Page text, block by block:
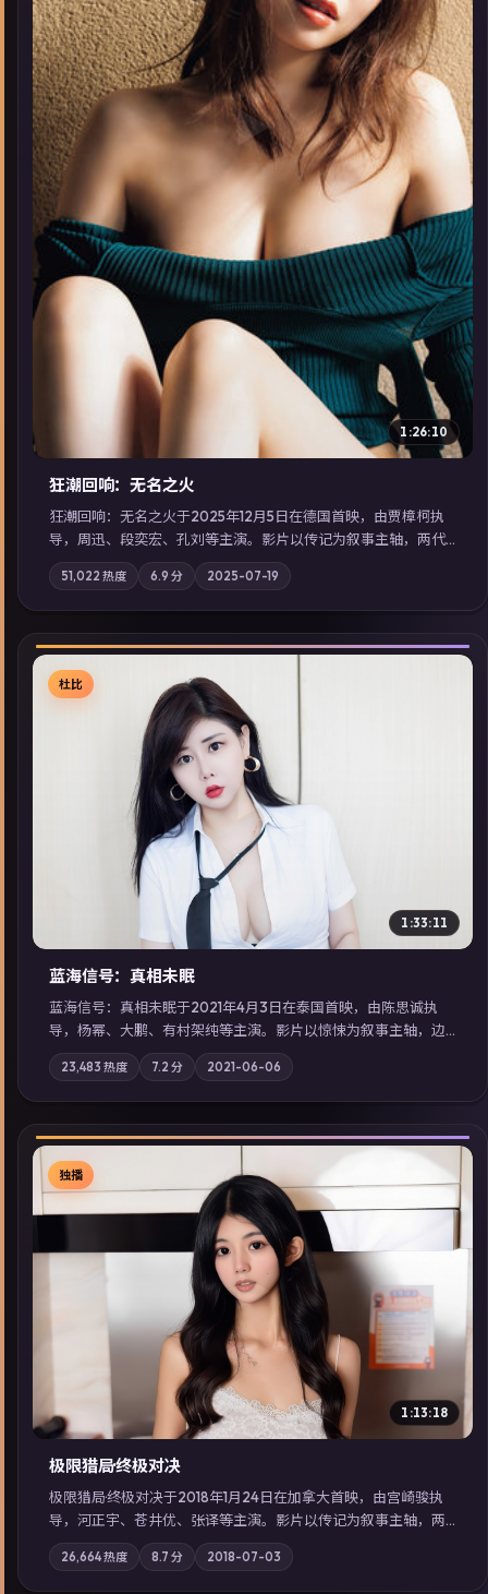
▶
1:26:10
狂潮回响：无名之火
狂潮回响：无名之火于2025年12月5日在德国首映，由贾樟柯执
导，周迅、段奕宏、孔刘等主演。影片以传记为叙事主轴，两代
人的执念在暴风雨夜正面相撞；摄影与配乐强化地域气质；站内
亦可通过「国产免费观看高清电视剧在线看」延展检索同类型高
分佳作，畅享高清在线追剧体验。
51,022 热度 6.9 分 2025-07-19
▶
杜比
1:33:11
蓝海信号：真相未眠
蓝海信号：真相未眠于2021年4月3日在泰国首映，由陈思诚执
导，杨幂、大鹏、有村架纯等主演。影片以惊悚为叙事主轴，边
境小镇的平静被一封匿名信彻底打破；摄影与配乐强化地域气
质；站内亦可通过「国产免费观看高清电视剧在线看」延展检索
同类型高分佳作，畅享高清在线追剧体验。
23,483 热度 7.2 分 2021-06-06
▶
独播
1:13:18
极限猎局·终极对决
极限猎局·终极对决于2018年1月24日在加拿大首映，由宫崎骏执
导，河正宇、苍井优、张译等主演。影片以传记为叙事主轴，两
代人的执念在暴风雨夜正面相撞；摄影与配乐强化地域气质；站
内亦可通过「国产免费观看高清电视剧在线看」延展检索同类型
高分佳作，畅享高清在线追剧体验。
26,664热度 8.7 分 2018-07-03